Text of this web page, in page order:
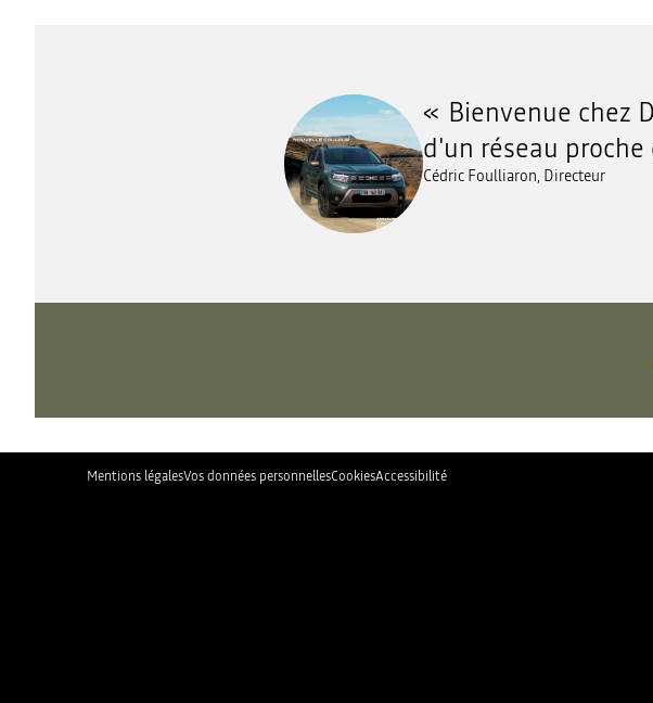
Bienvenue chez
d'un réseau proche
Cédric Foulliaron, Directeur
Mentions légalesVos données personnellesCookiesAccessibilité